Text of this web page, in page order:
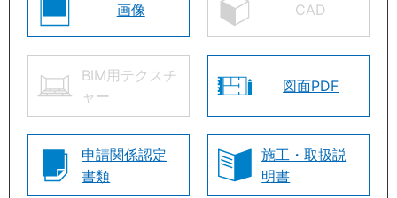
画像 CAD
BIM用テクスチ
ャー
図面PDF
申請関係認定
書類
施工・取扱説
明書